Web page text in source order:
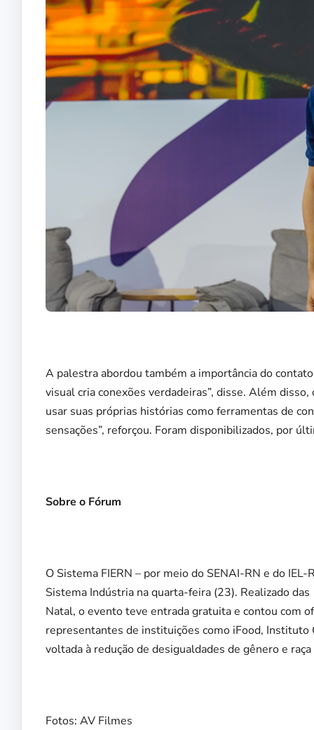
A palestra abordou também a importância do
visual cria conexões verdadeiras”, disse. Além
usar suas próprias histórias como ferramentas de
sensações”, reforçou. Foram disponibilizados, por
Sobre o Fórum
O Sistema FIERN – por meio do SENAI-RN e do
Sistema Indústria na quarta-feira (23). Realizado
Natal, o evento teve entrada gratuita e contou com
representantes de instituições como iFood, Instituto
voltada à redução de desigualdades de gênero e
Fotos: AV Filmes